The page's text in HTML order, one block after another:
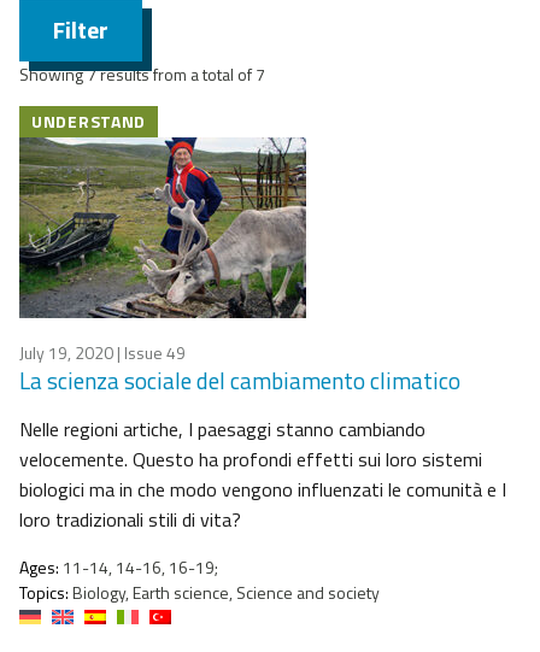
Filter
Showing 7 results from a total of 7
UNDERSTAND
July 19, 2020| Issue 49
La scienza sociale del cambiamento climatico
Nelle regioni artiche, I paesaggi stanno cambiando
velocemente. Questo ha profondi effetti sui loro sistemi
biologici ma in che modo vengono influenzati le comunità e I
loro tradizionali stili di vita?
Ages: 11-14, 14-16, 16-19;
Topics:Biology, Earth science, Science and society